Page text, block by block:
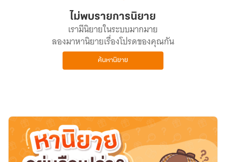
ไม่พบรายการนิยาย
เรามีนิยายในระบบมากมาย
ลองมาหานิยายเรื่องโปรดของคุณกัน
ค้นหานิยาย